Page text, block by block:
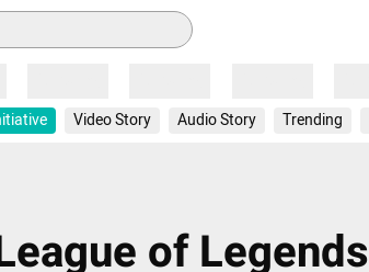
Video Story Audio Story Trending
of Legends